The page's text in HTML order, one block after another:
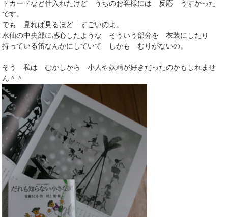
トカードなど仕入れたけど うちのお客様には 反応 うすかった
です。
でも 見れば見るほど すごいのよ。
水仙の中央部に感心したような そういう部分を 衣装にしたり
持っている笛なんかにしていて しかも むりがないの。
そう 私は むかしから 小人や妖精が好きだったのかもしれませ
ん＾＾